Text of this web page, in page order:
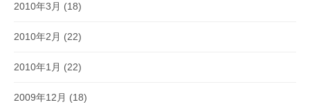
2010年3月 (18)
2010年2月 (22)
2010年1月 (22)
2009年12月 (18)